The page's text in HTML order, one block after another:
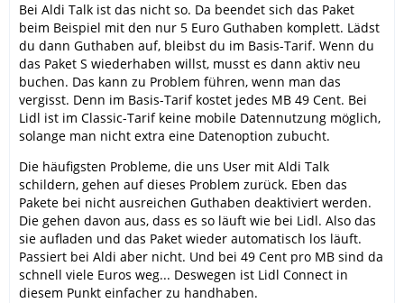
Bei Aldi Talk ist das nicht so. Da beendet sich das Paket
beim Beispiel mit den nur 5 Euro Guthaben komplett. Lädst
du dann Guthaben auf, bleibst du im Basis-Tarif. Wenn du
das Paket S wiederhaben willst, musst es dann aktiv neu
buchen. Das kann zu Problem führen, wenn man das
vergisst. Denn im Basis-Tarif kostet jedes MB 49 Cent. Bei
Lidl ist im Classic-Tarif keine mobile Datennutzung möglich,
solange man nicht extra eine Datenoption zubucht.
Die häufigsten Probleme, die uns User mit Aldi Talk
schildern, gehen auf dieses Problem zurück. Eben das
Pakete bei nicht ausreichen Guthaben deaktiviert werden.
Die gehen davon aus, dass es so läuft wie bei Lidl. Also das
sie aufladen und das Paket wieder automatisch los läuft.
Passiert bei Aldi aber nicht. Und bei 49 Cent pro MB sind da
schnell viele Euros weg... Deswegen ist Lidl Connect in
diesem Punkt einfacher zu handhaben.